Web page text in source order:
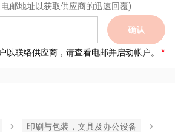
邮地址以获取供应商的迅速回覆)
确认
以联络供应商，请查看电邮并启动帐户。
印刷与包装，文具及办公设备